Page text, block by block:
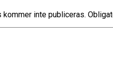
kommer inte publiceras.